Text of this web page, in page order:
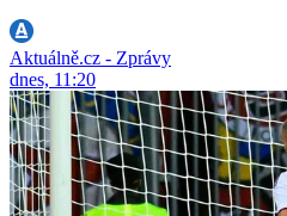
Aktuálně.cz - Zprávy
dnes, 11:20